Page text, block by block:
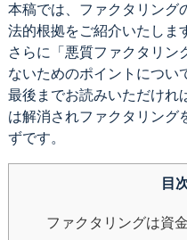
本稿では、ファクタリング
法的根拠をご紹介いたしま
さらに「悪質ファクタリン
ないためのポイントについ
最後までお読みいただけれ
は解消されファクタリング
ずです。
目
ファクタリングは資